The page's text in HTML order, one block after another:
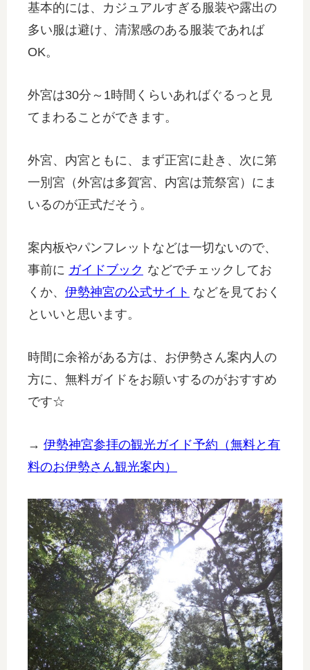
基本的には、カジュアルすぎる服装や露出の
多い服は避け、清潔感のある服装であれば
OK。
外宮は30分～1時間くらいあればぐるっと見
てまわることができます。
外宮、内宮ともに、まず正宮に赴き、次に第
一別宮（外宮は多賀宮、内宮は荒祭宮）にま
いるのが正式だそう。
案内板やパンフレットなどは一切ないので、
事前に ガイドブック などでチェックしてお
くか、 伊勢神宮の公式サイト などを見ておく
といいと思います。
時間に余裕がある方は、お伊勢さん案内人の
方に、無料ガイドをお願いするのがおすすめ
です☆
→ 伊勢神宮参拝の観光ガイド予約（無料と有
料のお伊勢さん観光案内）